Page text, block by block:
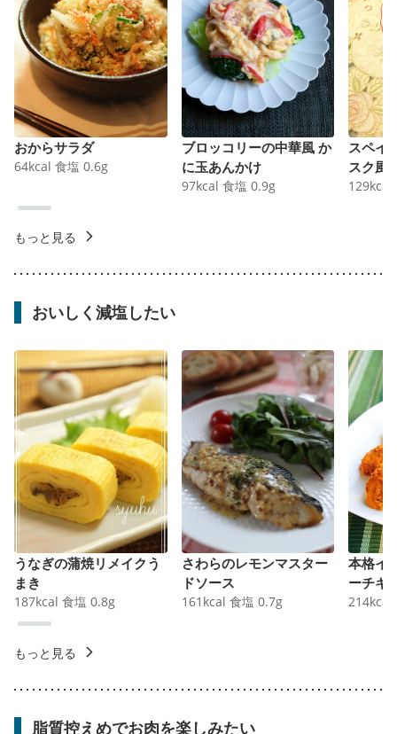
おからサラダ
64kcal 食塩 0.6g
ブロッコリーの中華風 か
に玉あんかけ
97kcal 食塩 0.9g
スペイ
スク風
129kcal
もっと見る
おいしく減塩したい
うなぎの蒲焼リメイクう
まき
187kcal 食塩 0.8g
さわらのレモンマスター
ドソース
161 kcal 食塩 0.7g
本格イ
ーチキ
214kcal
もっと見る
脂質控えめでお肉を楽しみたい